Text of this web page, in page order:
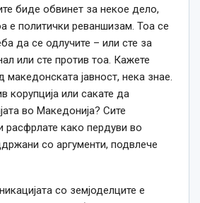
биде обвинет за некое дело,
е политички реваншизам. Тоа се
да се одлучите – или сте за
или сте против тоа. Кажете
македонската јавност, нека знае.
корупција или сакате да
во Македонија? Сите
расфрлате како пердуви во
со аргументи, подвлече
со земјоделците е